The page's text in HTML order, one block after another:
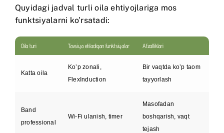
Quyidagi jadval turli oila ehtiyojlariga mos
funktsiyalarni ko’rsatadi:
Oila turi Tavsiya etiladigan funktsiyalar Afzalliklari
Katta oila
Ko’p zonali,
FlexInduction
Bir vaqtda ko’p taom
tayyorlash
Band
professional
Wi-Fi ulanish, timer
Masofadan
boshqarish, vaqt
tejash